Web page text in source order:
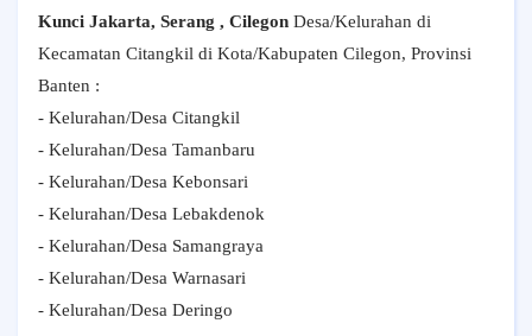
Kunci Jakarta, Serang , Cilegon Desa/Kelurahan di
Kecamatan Citangkil di Kota/Kabupaten Cilegon, Provinsi
Banten :
- Kelurahan/Desa Citangkil
- Kelurahan/Desa Tamanbaru
- Kelurahan/Desa Kebonsari
- Kelurahan/Desa Lebakdenok
- Kelurahan/Desa Samangraya
- Kelurahan/Desa Warnasari
- Kelurahan/Desa Deringo